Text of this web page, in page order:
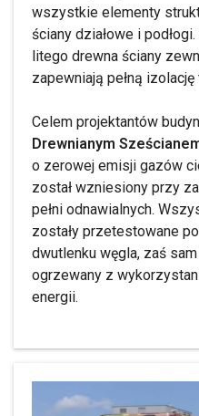
wszystkie elementy
ściany działowe i
litego drewna ściany
zapewniają pełną
Celem projektantów
Drewnianym
o zerowej emisji gazów
został wzniesiony przy
pełni odnawialnych.
zostały przetestowane
dwutlenku węgla, zaś
ogrzewany z
energii.